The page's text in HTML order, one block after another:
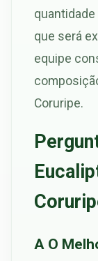
que será
equipe
Coruripe.
A O